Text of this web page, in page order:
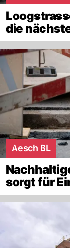
die
Aesch BL
sorgt für